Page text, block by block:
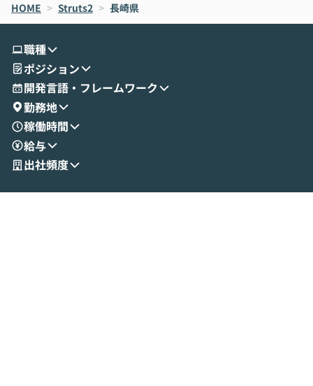
oworkの基本的な機能をご紹介いただきま
す。 続く公開デモでは、実際にCoworkを
せいただきます。数分でワークフローが完
成する手軽さや、Gmail等の外部サービス
とセキュアに連携できるポイントなど、実
演を通じて具体的なイメージをお届けしま
す。 後半のディスカッションでは、セキュ
リティの考え方や社内導入の進め方など、
現場目線でさらに深掘りしていきます。
「自分の業務をAIで自動化してみたいけ
いう方にこそ参加いただきたいイベントで
ント構築の最前
HOME > Struts2 > 長崎県
職種
ポジション
開発言語・フレームワーク
勤務地
稼働時間
給与
出社頻度